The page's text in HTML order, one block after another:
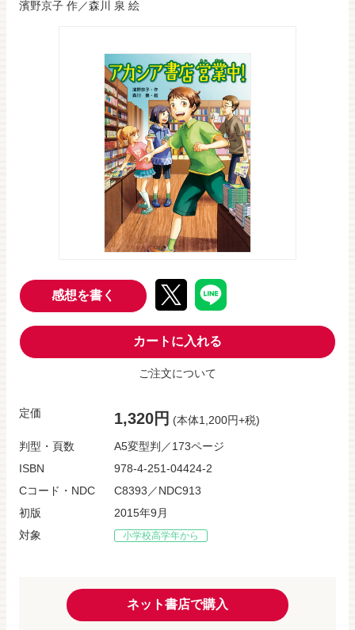
濱野京子 作／森川 泉 絵
感想を書く
カートに入れる
ご注文について
定価 1,320円 (本体1,200円+税)
判型・頁数
A5変型判／173ページ
ISBN
978-4-251-04424-2
Cコード・NDC
C8393／NDC913
初版
2015年9月
対象
小学校高学年から
ネット書店で購入